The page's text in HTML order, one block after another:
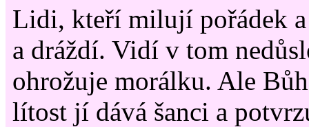
Lidi, kteří milují pořádek
a dráždí. Vidí v tom
ohrožuje morálku. Ale
lítost jí dává šanci a